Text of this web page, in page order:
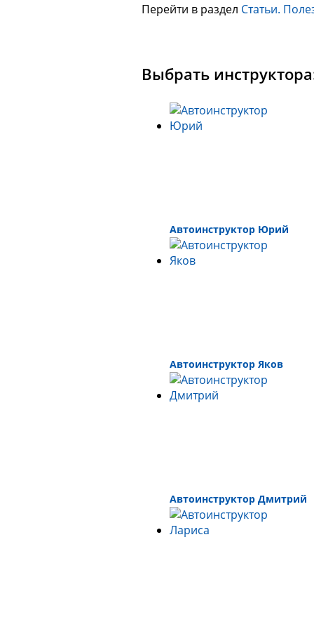
Перейти в раздел Статьи.
Выбрать
Автоинструктор Юрий
Автоинструктор Яков
Автоинструктор Дмитрий